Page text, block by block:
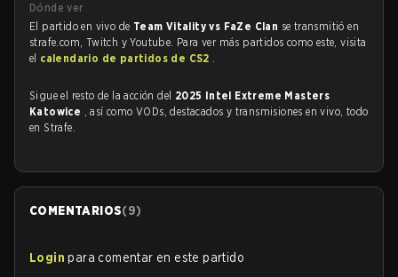
Dónde ver
El partido en vivo de Team Vitality vs FaZe Clan se transmitió en
strafe.com, Twitch y Youtube. Para ver más partidos como este, visita
el calendario de partidos de CS2 .
Sigue el resto de la acción del 2025 Intel Extreme Masters
Katowice , así como VODs, destacados y transmisiones en vivo, todo
en Strafe.
COMENTARIOS(9)
Login para comentar en este partido